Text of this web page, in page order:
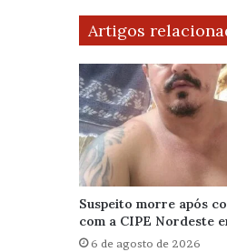
Artigos
Suspeito morre após
com a CIPE Nordeste
6 de agosto de 2026